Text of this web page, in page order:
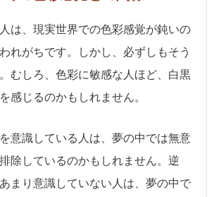
は、現実世界での色彩感覚が鈍いの
れがちです。しかし、必ずしもそう
むしろ、色彩に敏感な人ほど、白黒
感じるのかもしれません。
意識している人は、夢の中では無意
除しているのかもしれません。逆
まり意識していない人は、夢の中で